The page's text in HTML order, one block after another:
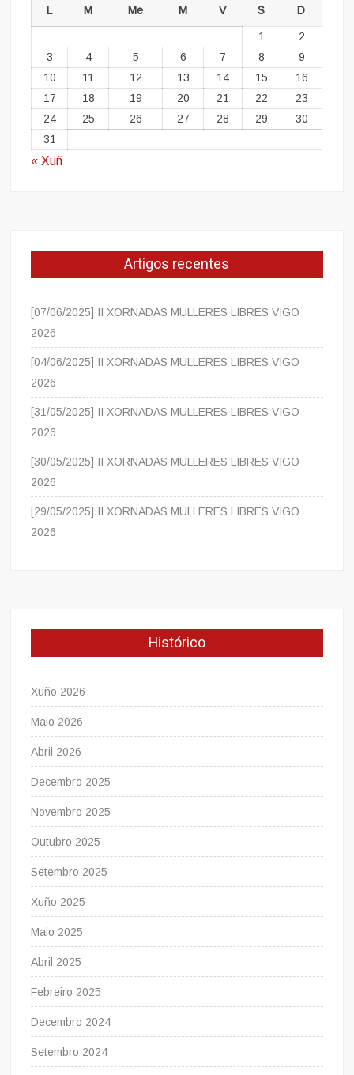
L M Me M V S D
1
2
3
4 5 6 7 8
9
10
11 12 13 14 15
16
17
18 19 20 21 22
23
24
25 26 27 28 29
30
31
« Xuñ
Artigos recentes
[07/06/2025] II XORNADAS MULLERES LIBRES VIGO
2026
[04/06/2025] II XORNADAS MULLERES LIBRES VIGO
2026
[31/05/2025] II XORNADAS MULLERES LIBRES VIGO
2026
[30/05/2025] II XORNADAS MULLERES LIBRES VIGO
2026
[29/05/2025] II XORNADAS MULLERES LIBRES VIGO
2026
Histórico
Xuño 2026
Maio 2026
Abril 2026
Decembro 2025
Novembro 2025
Outubro 2025
Setembro 2025
Xuño 2025
Maio 2025
Abril 2025
Febreiro 2025
Decembro 2024
Setembro 2024